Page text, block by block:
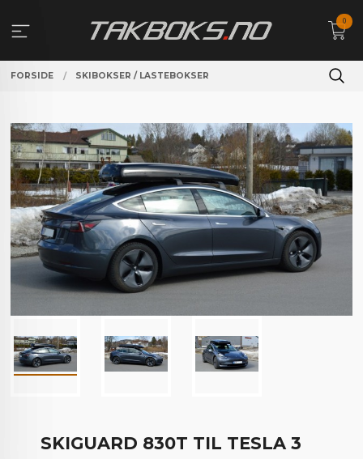
innholdet
0
FORSIDE SKIBOKSER / LASTEBOKSER
SKIGUARD 830T TIL TESLA 3